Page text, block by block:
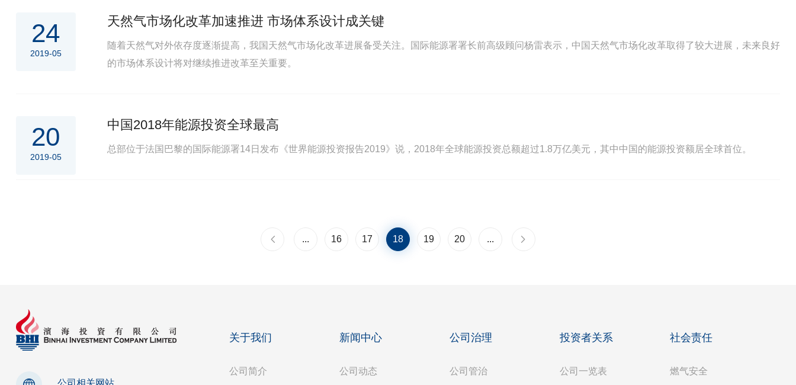
24
2019-05
天然气市场化改革加速推进 市场体系设计成关键
随着天然气对外依存度逐渐提高，我国天然气市场化改革进展备受关注。国际能源署署长前高级顾问杨雷表示，中国天然气市场化改革取得了较大进展，未来良好
的市场体系设计将对继续推进改革至关重要。
20
2019-05
中国2018年能源投资全球最高
总部位于法国巴黎的国际能源署14日发布《世界能源投资报告2019》说，2018年全球能源投资总额超过1.8万亿美元，其中中国的能源投资额居全球首位。
... 16 17 18 19 20 ...
下一页
关于我们
公司简介
新闻中心
公司动态
公司治理
公司管治
投资者关系
公司一览表
社会责任
燃气安全
公司相关网站